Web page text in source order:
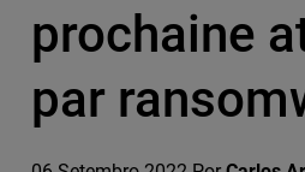
prochaine
par